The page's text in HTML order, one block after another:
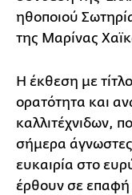
ηθοποιού
της Μαρίνας
Η έκθεση με
ορατότητα και
καλλιτέχνιδων,
σήμερα
ευκαιρία στο
έρθουν σε επαφή